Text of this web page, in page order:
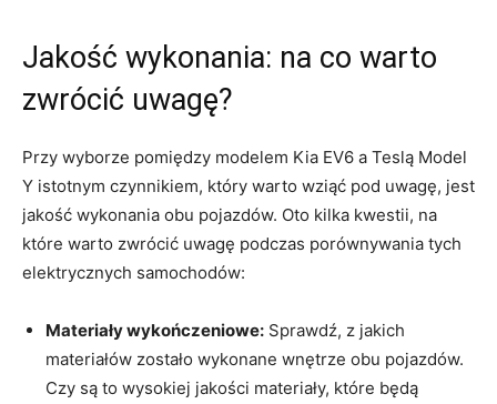
Jakość wykonania: na co warto
zwrócić uwagę?
Przy wyborze ⁣pomiędzy modelem​ Kia EV6 a Teslą Model
Y istotnym czynnikiem, który warto wziąć ‍pod uwagę, jest
jakość wykonania obu pojazdów. Oto kilka kwestii, na
które warto zwrócić uwagę podczas porównywania tych
elektrycznych samochodów:
Materiały wykończeniowe: Sprawdź,⁣ z jakich
materiałów zostało wykonane ‍wnętrze obu pojazdów.
Czy są​ to ​wysokiej jakości materiały, które będą